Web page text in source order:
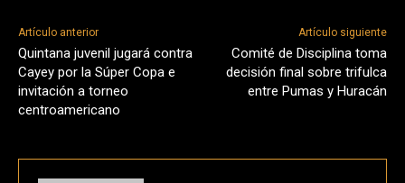
Artículo anterior
Quintana juvenil jugará contra
Cayey por la Súper Copa e
invitación a torneo
centroamericano
Artículo siguiente
Comité de Disciplina toma
decisión final sobre trifulca
entre Pumas y Huracán